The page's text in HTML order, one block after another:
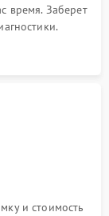
время. Заберет
и стоимость